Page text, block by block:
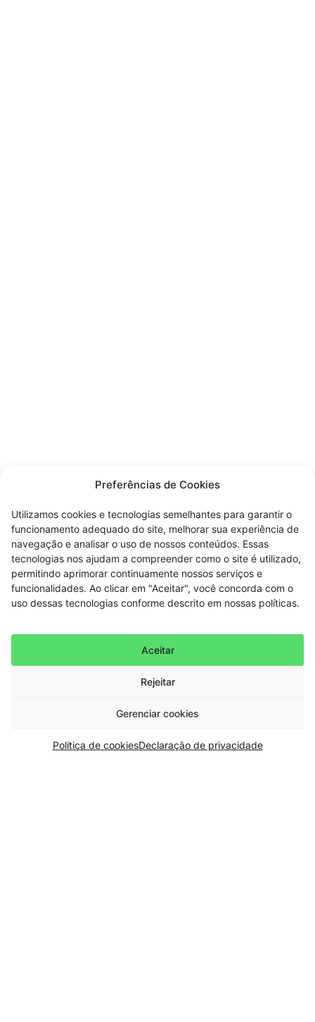
Preferências de Cookies
Utilizamos cookies e tecnologias semelhantes para garantir o
funcionamento adequado do site, melhorar sua experiência de
navegação e analisar o uso de nossos conteúdos. Essas
tecnologias nos ajudam a compreender como o site é utilizado,
permitindo aprimorar continuamente nossos serviços e
funcionalidades. Ao clicar em "Aceitar", você concorda com o
uso dessas tecnologias conforme descrito em nossas políticas.
Aceitar
Rejeitar
Gerenciar cookies
Política de cookiesDeclaração de privacidade